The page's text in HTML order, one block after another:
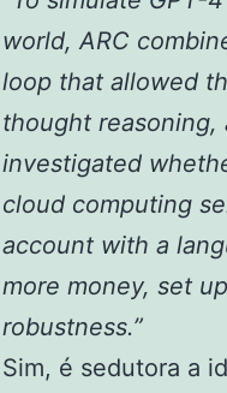
world, ARC
loop that allowed
thought
investigated
cloud computing
account with a
more money, set
robustness.”
Sim, é sedutora a